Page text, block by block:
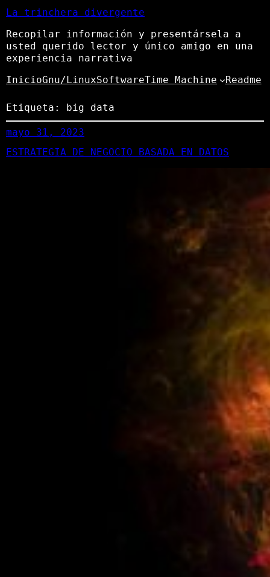
La trinchera divergente
Recopilar información y presentársela a
usted querido lector y único amigo en una
experiencia narrativa
InicioGnu/LinuxSoftwareTime Machine Readme
Etiqueta: big data
mayo 31, 2023
ESTRATEGIA DE NEGOCIO BASADA EN DATOS